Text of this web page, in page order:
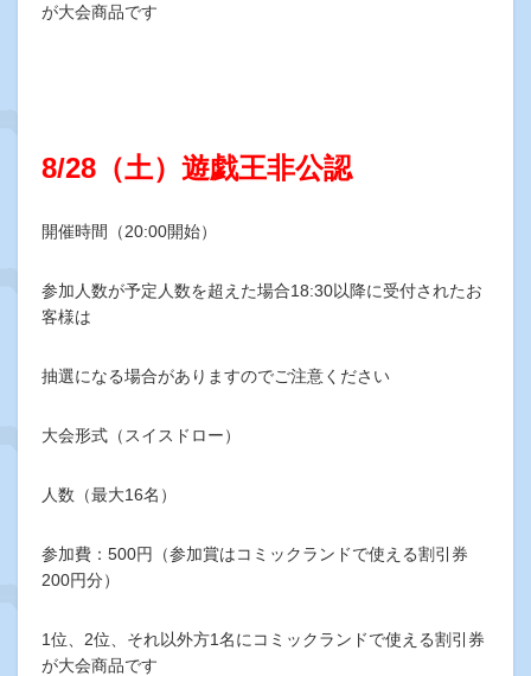
が大会商品です
8/28（土）遊戯王非公認
開催時間（20:00開始）
参加人数が予定人数を超えた場合18:30以降に受付されたお
客様は
抽選になる場合がありますのでご注意ください
大会形式（スイスドロー）
人数（最大16名）
参加費：500円（参加賞はコミックランドで使える割引券
200円分）
1位、2位、それ以外方1名にコミックランドで使える割引券
が大会商品です